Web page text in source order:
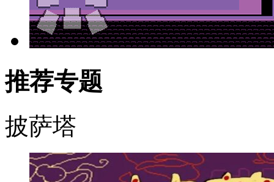
推荐专题
披萨塔